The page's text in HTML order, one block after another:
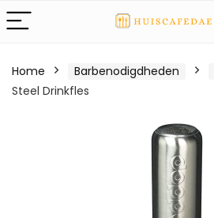
Home Barbenodigdheden
Steel Drinkfles